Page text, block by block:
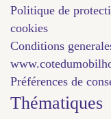
Politique de
cookies
Conditions
Préférences de
Thématiques